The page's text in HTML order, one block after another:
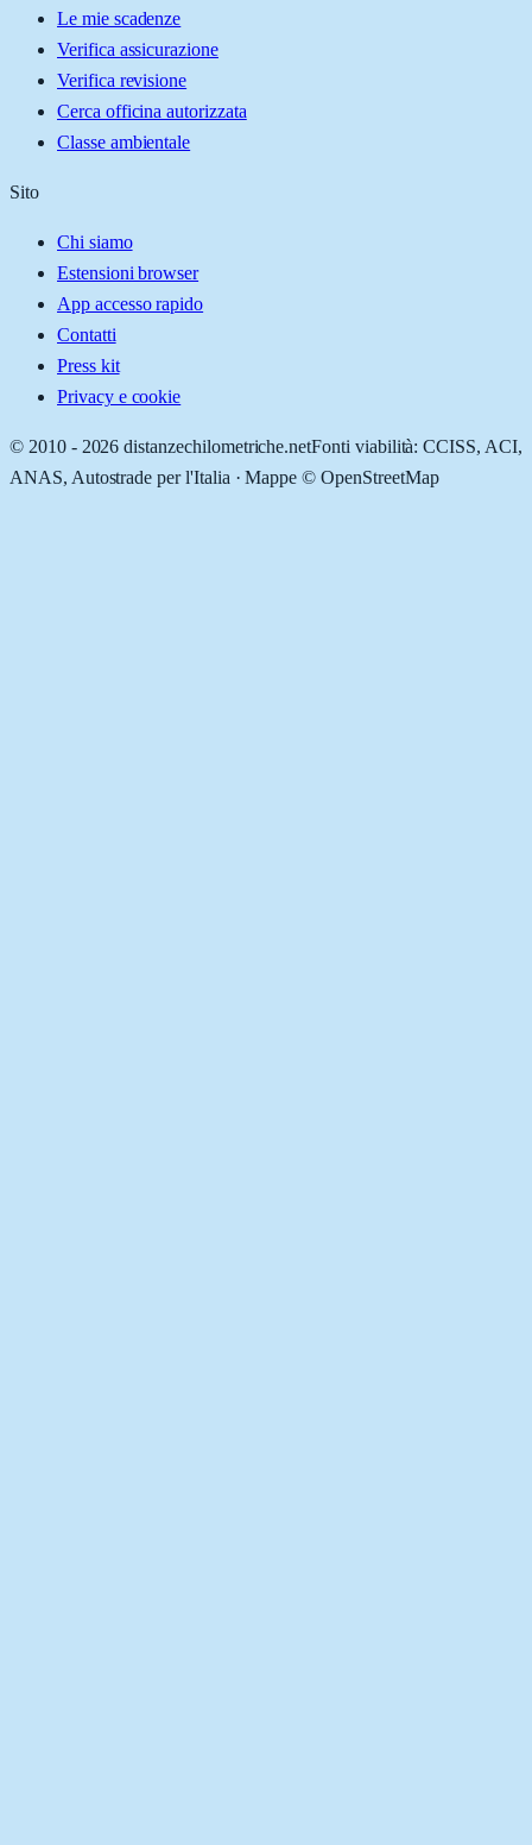
Le mie scadenze
Verifica assicurazione
Verifica revisione
Cerca officina autorizzata
Classe ambientale
Sito
Chi siamo
Estensioni browser
App accesso rapido
Contatti
Press kit
Privacy e cookie
© 2010 - 2026 distanzechilometriche.netFonti viabilità: CCISS, ACI,
ANAS, Autostrade per l'Italia · Mappe © OpenStreetMap